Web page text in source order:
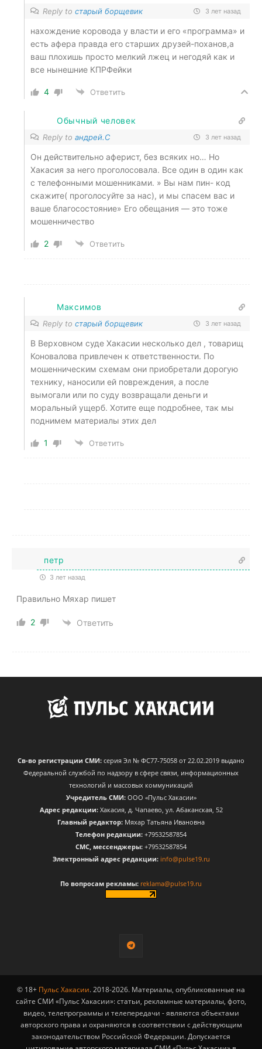
Reply to старый борщевик 3 лет назад
нахождение коровода у власти и его «программа» и
есть афера правда его старших друзей-поханов,а
ваш плохишь просто мелкий лжец и негодяй как и
все нынешние КПРФейки
4 Ответить
Обычный человек
Reply to андрей.С 3 лет назад
Он действительно аферист, без всяких но… Но
Хакасия за него проголосовала. Все один в один как
с телефонными мошенниками. » Вы нам пин- код
скажите( проголосуйте за нас), и мы спасем вас и
ваше благосостояние» Его обещания — это тоже
мошенничество
2 Ответить
Максимов
Reply to старый борщевик 3 лет назад
В Верховном суде Хакасии несколько дел , товарищ
Коновалова привлечен к ответственности. По
мошенническим схемам они приобретали дорогую
технику, наносили ей повреждения, а после
вымогали или по суду возвращали деньги и
моральный ущерб. Хотите еще подробнее, так мы
поднимем материалы этих дел
1 Ответить
петр
3 лет назад
Правильно Мяхар пишет
2 Ответить
Св-во регистрации СМИ: серия Эл № ФС77-75058 от 22.02.2019 выдано
Федеральной службой по надзору в сфере связи, информационных
технологий и массовых коммуникаций
Учредитель СМИ:ООО «Пульс Хакасии»
Адрес редакции:Хакасия, д. Чапаево, ул. Абаканская, 52
Главный редактор: Мяхар Татьяна Ивановна
Телефон редакции: +79532587854
CМС, мессенджеры: +79532587854
Электронный адрес редакции: info@pulse19.ru
По вопросам рекламы: reklama@pulse19.ru
© 18+ Пульс Хакасии. 2018-2026. Материалы, опубликованные на
сайте СМИ «Пульс Хакасии»: статьи, рекламные материалы, фото,
видео, телепрограммы и телепередачи - являются объектами
авторского права и охраняются в соответствии с действующим
законодательством Российской Федерации. Допускается